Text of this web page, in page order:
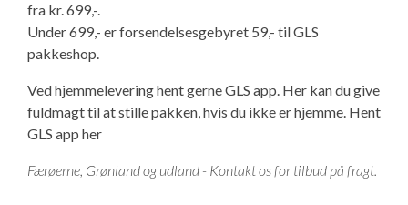
fra kr. 699,-.
Under 699,- er forsendelsesgebyret 59,- til GLS
pakkeshop.
Ved hjemmelevering hent gerne GLS app. Her kan du give
fuldmagt til at stille pakken, hvis du ikke er hjemme. Hent
GLS app her
Færøerne, Grønland og udland - Kontakt os for tilbud på fragt.